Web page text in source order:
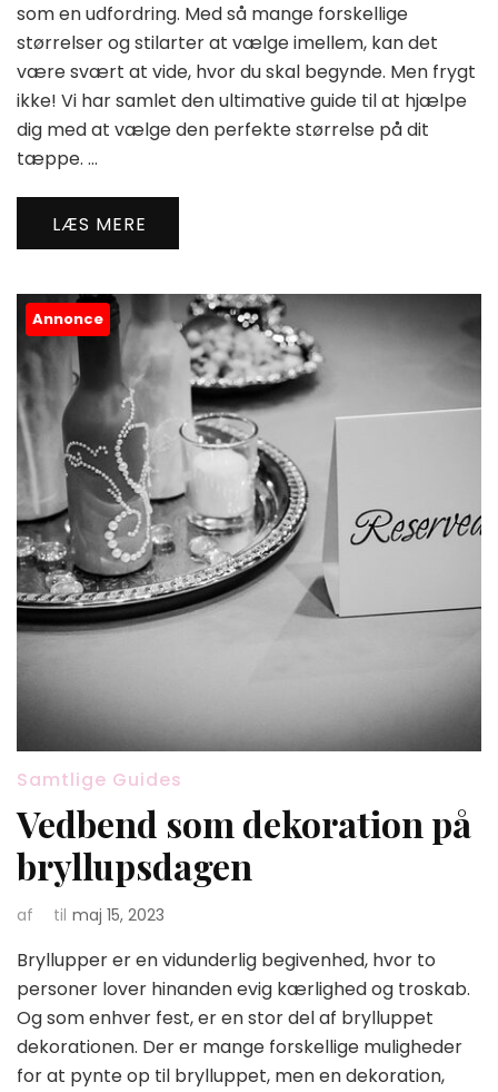
som en udfordring. Med så mange forskellige
størrelser og stilarter at vælge imellem, kan det
være svært at vide, hvor du skal begynde. Men frygt
ikke! Vi har samlet den ultimative guide til at hjælpe
dig med at vælge den perfekte størrelse på dit
tæppe. …
LÆS MERE
Annonce
Samtlige Guides
Vedbend som dekoration på
bryllupsdagen
af til maj 15, 2023
Bryllupper er en vidunderlig begivenhed, hvor to
personer lover hinanden evig kærlighed og troskab.
Og som enhver fest, er en stor del af brylluppet
dekorationen. Der er mange forskellige muligheder
for at pynte op til brylluppet, men en dekoration,